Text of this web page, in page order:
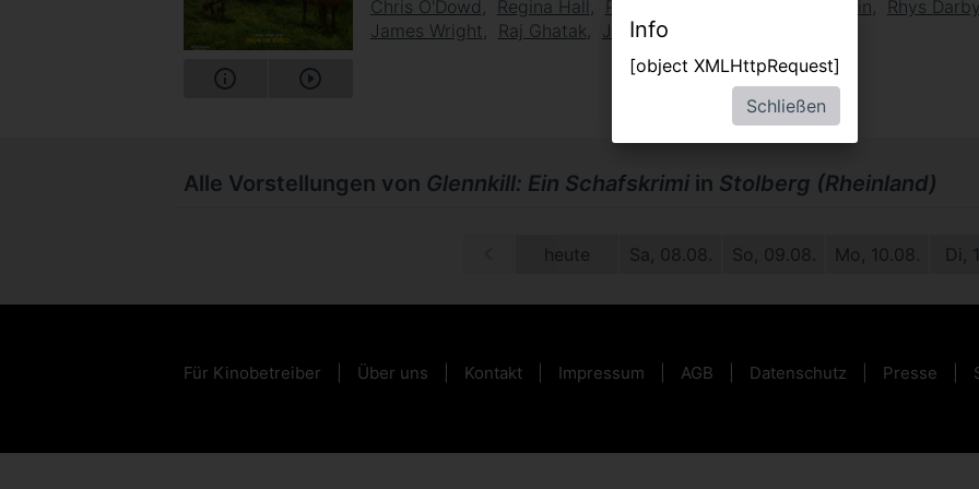
Chris O'Dowd Regina Hall Patrick Stewart Brett Goldstein
Rhys
James Wright
Raj Ghatak Joshua Hill
Alle Vorstellungen von Glennkill: Ein Schafskrimi in Stolberg (Rheinland)
heute Sa, 08.08. So, 09.08. Mo, 10.08. Di,
Für Kinobetreiber Über uns Kontakt Impressum AGB Datenschutz Presse
Info
[object XMLHttpRequest]
Schließen